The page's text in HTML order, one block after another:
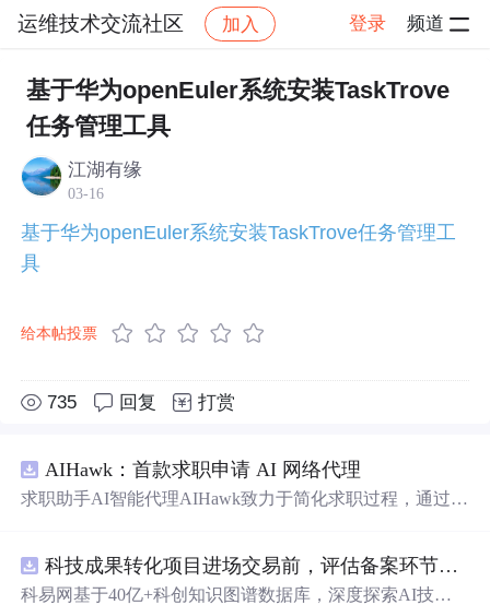
运维技术交流社区 加入 登录 频道
社区 运维技术交流社区 博文推荐
基于华为openEuler系统安装TaskTrove
任务管理工具
江湖有缘
03-16
基于华为openEuler系统安装TaskTrove任务管理工
具
给本帖投票
735 回复 打赏
AIHawk：首款求职申请 AI 网络代理
求职助手AI智能代理AIHawk致力于简化求职过程，通过自
科技成果转化项目进场交易前，评估备案环节需要准备哪些材料？.docx
科易网基于40亿+科创知识图谱数据库，深度探索AI技术